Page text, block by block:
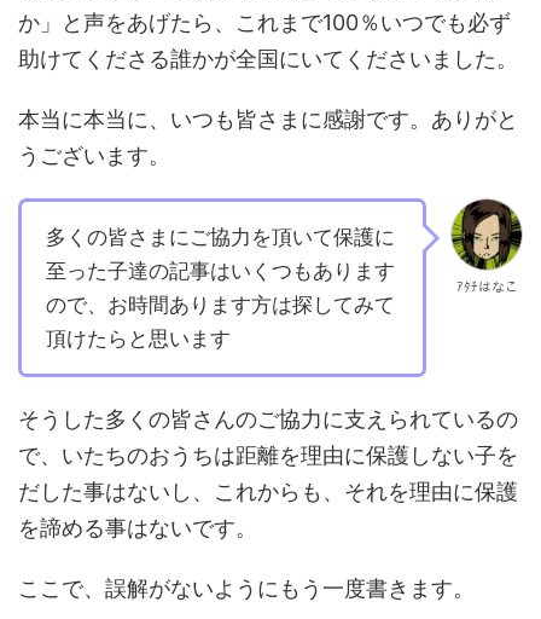
か」と声をあげたら、これまで100％いつでも必ず
助けてくださる誰かが全国にいてくださいました。
本当に本当に、いつも皆さまに感謝です。ありがと
うございます。
多くの皆さまにご協力を頂いて保護に
至った子達の記事はいくつもあります
ので、お時間あります方は探してみて
頂けたらと思います
ｱﾀﾁはなこ
そうした多くの皆さんのご協力に支えられているの
で、いたちのおうちは距離を理由に保護しない子を
だした事はないし、これからも、それを理由に保護
を諦める事はないです。
ここで、誤解がないようにもう一度書きます。